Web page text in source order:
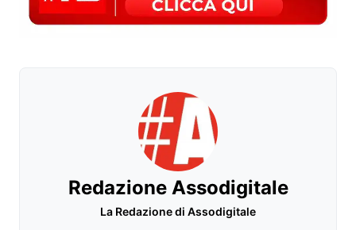
Redazione Assodigitale
La Redazione di Assodigitale